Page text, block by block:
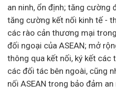
an ninh, ổn định; tăng cường
tăng cường kết nối kinh tế -
các rào cản thương mại
đối ngoại của ASEAN; mở
thông qua kết nối, ký kết các
các đối tác bên ngoài, cũng
nối ASEAN trong bảo đảm